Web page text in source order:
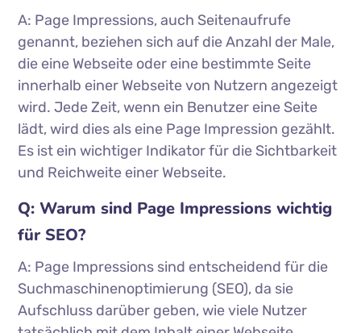
A: Page Impressions, auch Seitenaufrufe
genannt, beziehen sich auf die Anzahl der Male,
die eine Webseite oder eine bestimmte Seite
innerhalb einer Webseite von Nutzern angezeigt
wird. Jede Zeit, wenn ein Benutzer eine Seite
lädt, wird dies als eine Page Impression gezählt.
Es ist ein wichtiger Indikator für die Sichtbarkeit
und Reichweite einer Webseite.
Q: Warum sind Page Impressions wichtig
für SEO?
A: Page Impressions sind entscheidend für die
Suchmaschinenoptimierung (SEO), da sie
Aufschluss darüber geben, wie viele Nutzer